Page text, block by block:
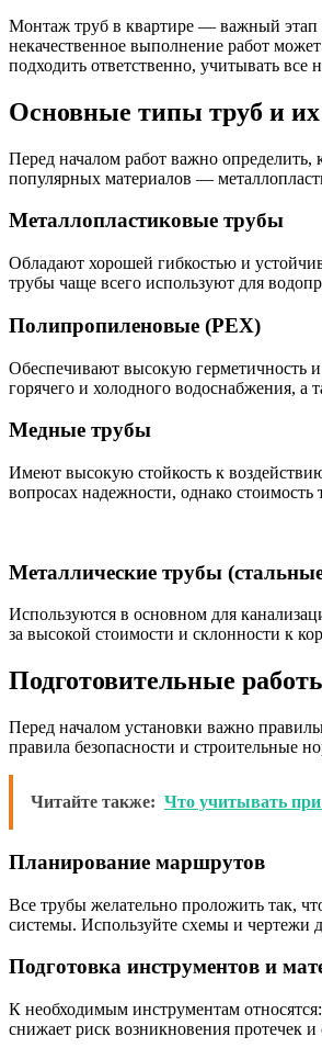
Монтаж труб в квартире — важный этап
некачественное выполнение работ
подходить ответственно, учитывать
Основные типы труб и их
Перед началом работ важно
популярных материалов —
Металлопластиковые трубы
Обладают хорошей гибкостью и
трубы чаще всего используют для
Полипропиленовые (PEX)
Обеспечивают высокую герметичность
горячего и холодного водоснабжения, а
Медные трубы
Имеют высокую стойкость к
вопросах надежности, однако стоимость
Металлические трубы
Используются в основном для
за высокой стоимости и склонности к
Подготовительные
Перед началом установки важно
правила безопасности и строительные
Читайте также: Что учитывать
Планирование маршрутов
Все трубы желательно проложить так,
системы. Используйте схемы и чертежи
Подготовка инструментов и
К необходимым инструментам
снижает риск возникновения протечек и